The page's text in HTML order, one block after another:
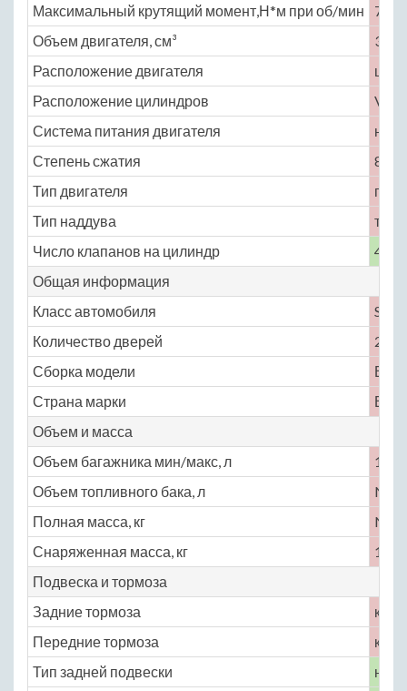
Максимальный крутящий момент,Н*м при об/мин
720
Объем двигателя, см³
3799
Расположение двигателя
Расположение цилиндров
V-
Система питания двигателя
Степень сжатия
8.7
Тип двигателя
Тип наддува
Число клапанов на цилиндр
4
Общая информация
Класс автомобиля
S
Количество дверей
2
Сборка модели
Страна марки
Объем и масса
Объем багажника мин/макс, л
120
Объем топливного бака, л
No
Полная масса, кг
No
Снаряженная масса, кг
1395
Подвеска и тормоза
Задние тормоза
Передние тормоза
Тип задней подвески